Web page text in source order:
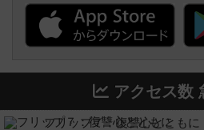
アクセス数
フリップ７：復讐心とともに